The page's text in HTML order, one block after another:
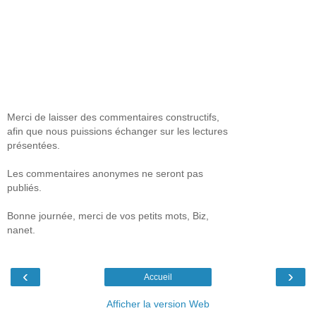
Merci de laisser des commentaires constructifs,
afin que nous puissions échanger sur les lectures
présentées.
Les commentaires anonymes ne seront pas
publiés.
Bonne journée, merci de vos petits mots, Biz,
nanet.
‹ ›
Accueil
Afficher la version Web